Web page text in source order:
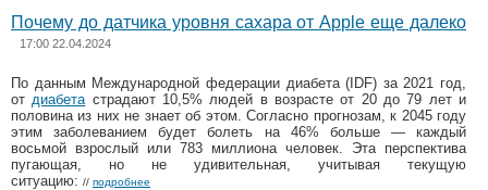
Почему до датчика уровня сахара от Apple еще далеко
17:00 22.04.2024
По данным Международной федерации диабета (IDF) за 2021 год,
от диабета страдают 10,5% людей в возрасте от 20 до 79 лет и
половина из них не знает об этом. Согласно прогнозам, к 2045 году
этим заболеванием будет болеть на 46% больше — каждый
восьмой взрослый или 783 миллиона человек. Эта перспектива
пугающая, но не удивительная, учитывая текущую
ситуацию: // подробнее